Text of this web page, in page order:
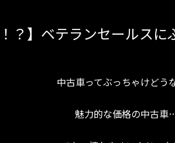
！？】ベテランセールス
中古車ってぶっちゃけどう
魅力的な価格の中古車…